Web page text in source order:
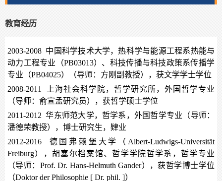
教育经历
2003-2008 中国科学技术大学，热科学与能源工程系热能与
动力工程专业（PB03013）、科技传播与科技政策系传播学
专业（PB04025）（导师：方刚副教授），获文学学士学位
2008-2011 上海社会科学院，哲学研究所，外国哲学专业
（导师：俞宣孟研究员），获哲学硕士学位
2011-2012 华东师范大学，哲学系，外国哲学专业（导师：
潘德荣教授），博士研究生，肄业
2012-2016 德国弗赖堡大学（Albert-Ludwigs-Universität
Freiburg），胡塞尔档案馆、哲学学院哲学系，哲学专业
（导师：Prof. Dr. Hans-Helmuth Gander），获哲学博士学位
（Doktor der Philosophie [ Dr. phil. ]）